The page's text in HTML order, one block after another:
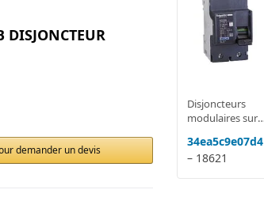
DISJONCTEUR
demander un devis
Disjoncteurs
modulaires sur
IC60, DPN,
Domae, NG125,
34ea5c9e07d4
– 18621